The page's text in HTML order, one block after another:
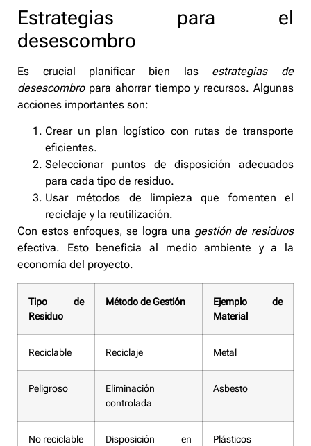
Estrategias para el
desescombro
Es crucial planificar bien las estrategias de
desescombropara ahorrar tiempo y recursos. Algunas
acciones importantes son:
Crear un plan logístico con rutas de transporte
eficientes.
Seleccionar puntos de disposición adecuados
para cada tipo de residuo.
Usar métodos de limpieza que fomenten el
reciclaje y la reutilización.
Con estos enfoques, se logra una gestión de residuos
efectiva. Esto beneficia al medio ambiente y a la
economía del proyecto.
Tipo de
Residuo
Método de Gestión
Ejemplo de
Material
Reciclable Reciclaje Metal
Peligroso
Eliminación
controlada
Asbesto
No reciclable
Disposición en
Plásticos